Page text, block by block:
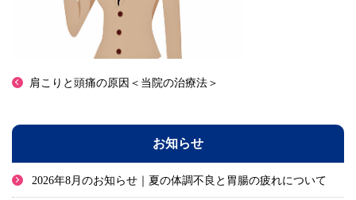
肩こりと頭痛の原因＜当院の治療法＞
お知らせ
2026年8月のお知らせ｜夏の体調不良と胃腸の疲れについて